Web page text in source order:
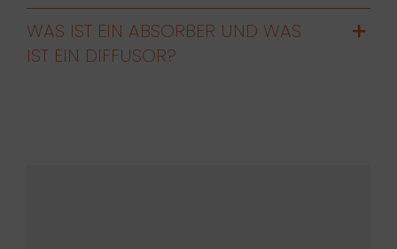
WAS IST EIN ABSORBER UND WAS
IST EIN DIFFUSOR?